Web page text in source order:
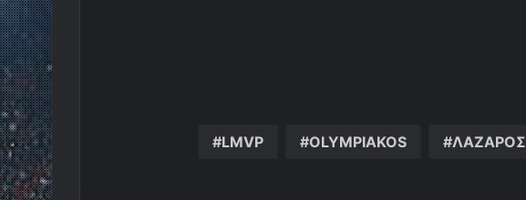
LMVP OLYMPIAKOS ΛΑΖΑΡΟΣ